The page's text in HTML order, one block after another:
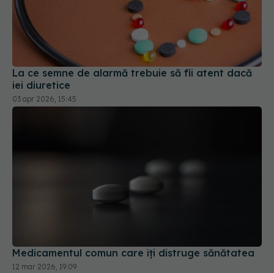
La ce semne de alarmă trebuie să fii atent dacă
iei diuretice
03 apr 2026, 15:45
Medicamentul comun care îți distruge sănătatea
12 mar 2026, 19:09